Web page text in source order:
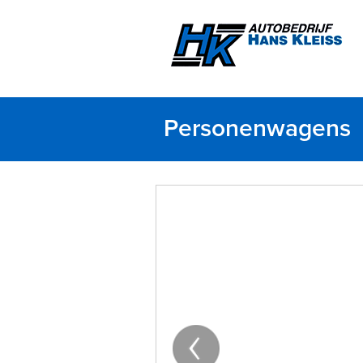
Personenwagens
‹